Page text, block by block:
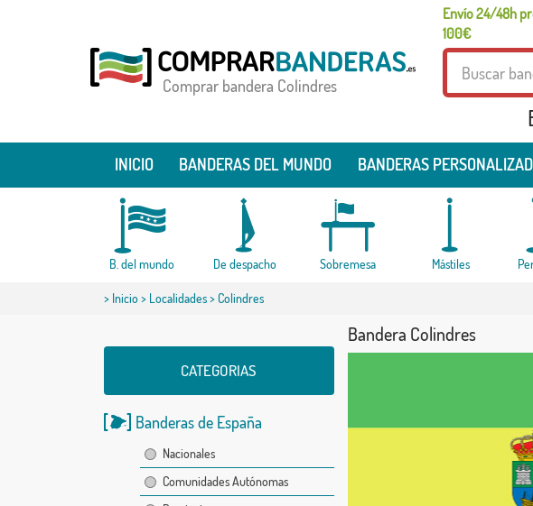
Envío 24/48h
100€
Comprar bandera Colindres
INICIO BANDERAS DEL MUNDO BANDERAS
B. del mundo De despacho Sobremesa Mástiles
> Inicio> Localidades> Colindres
CATEGORIAS
Banderas de España
Nacionales
Comunidades Autónomas
Bandera Colindres